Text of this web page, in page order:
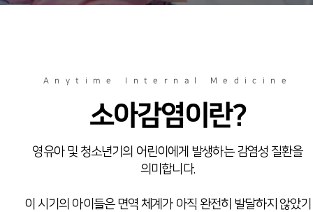
Anytime Internal Medicine
소아감염이란?
영유아 및 청소년기의 어린이에게 발생하는 감염성 질환을
의미합니다.
이 시기의 아이들은 면역 체계가 아직 완전히 발달하지 않았기